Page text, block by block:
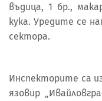
въдица, 1 бр.,
кука. Уредите се
сектора.
Инспекторите са
язовир